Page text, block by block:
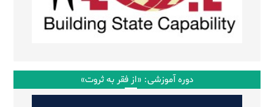
دوره آموزشی: «از فقر به ثروت»